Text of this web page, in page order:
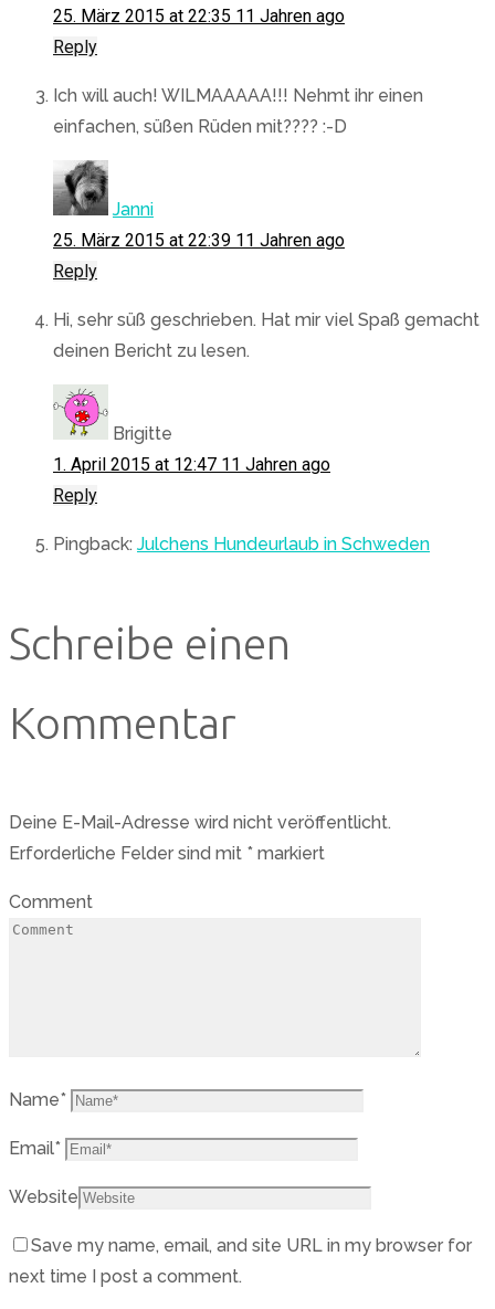
25. März 2015 at 22:35 11 Jahren ago
Reply
Ich will auch! WILMAAAAA!!! Nehmt ihr einen
einfachen, süßen Rüden mit???? :-D
Janni
25. März 2015 at 22:39 11 Jahren ago
Reply
Hi, sehr süß geschrieben. Hat mir viel Spaß gemacht
deinen Bericht zu lesen.
Brigitte
1. April 2015 at 12:47 11 Jahren ago
Reply
Pingback: Julchens Hundeurlaub in Schweden
Schreibe einen
Kommentar
Deine E-Mail-Adresse wird nicht veröffentlicht.
Erforderliche Felder sind mit * markiert
Comment
Name*
Email*
Website
Save my name, email, and site URL in my browser for
next time I post a comment.